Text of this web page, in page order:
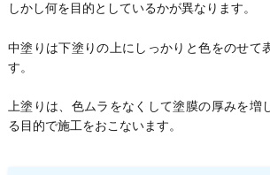
しかし何を目的としているかが異なります。
中塗りは下塗りの上にしっかりと色をのせて
す。
上塗りは、色ムラをなくして塗膜の厚みを増
る目的で施工をおこないます。